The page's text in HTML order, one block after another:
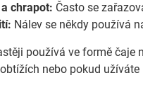
chrapot: Často se
Nálev se někdy používá
používá ve formě čaje
nebo pokud